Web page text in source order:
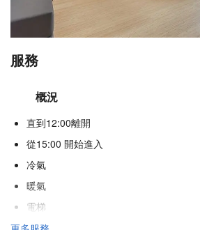
服務
概況
直到12:00離開
從15:00 開始進入
冷氣
暖氣
電梯
殘疾人專用入口